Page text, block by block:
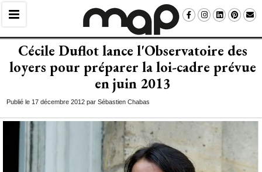
Cécile Duflot lance l'Observatoire des
loyers pour préparer la loi-cadre prévue
en juin 2013
Publié le 17 décembre 2012 par Sébastien Chabas